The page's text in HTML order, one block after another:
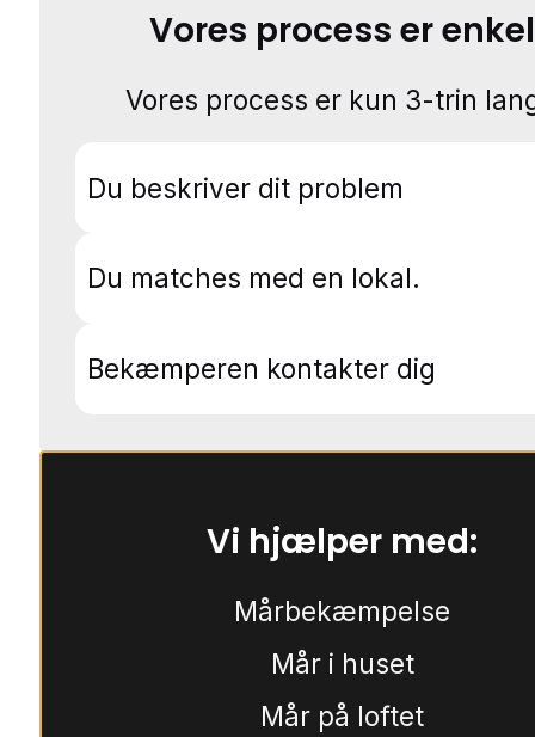
Vores process er enkel
Vores process er kun 3-trin
Du beskriver dit problem
Du matches med en lokal.
Bekæmperen kontakter dig
Vi hjælper med:
Mårbekæmpelse
Mår i huset
Mår på loftet